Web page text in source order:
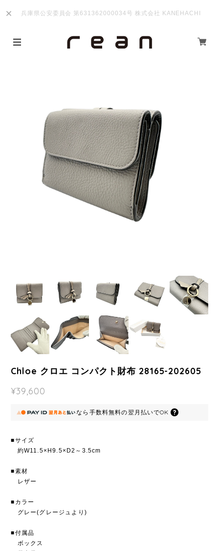
兵庫県公安委員会 第631362000034号 株式会社 KANEHACHI
Chloe クロエ コンパクト財布 28165-202605
¥39,600
なら 手数料無料の翌月払いでOK
■サイズ
約W11.5×H9.5×D2～3.5cm
■素材
レザー
■カラー
グレー(グレージュより)
■付属品
ボックス